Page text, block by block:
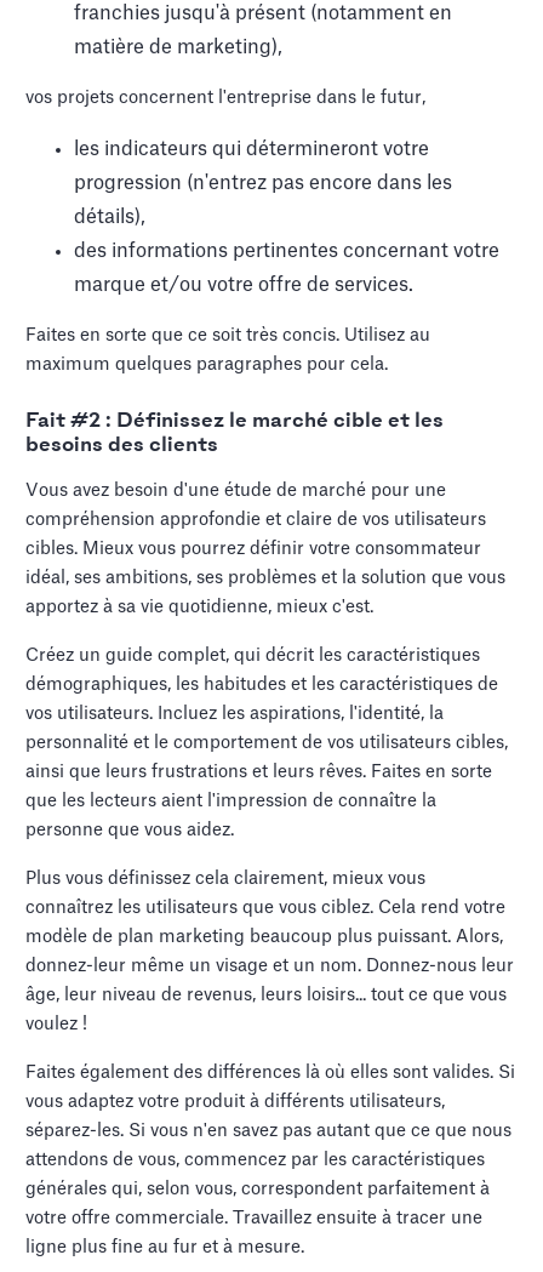
franchies jusqu'à présent (notamment en
matière de marketing),
vos projets concernent l'entreprise dans le futur,
les indicateurs qui détermineront votre
progression (n'entrez pas encore dans les
détails),
des informations pertinentes concernant votre
marque et/ou votre offre de services.
Faites en sorte que ce soit très concis. Utilisez au
maximum quelques paragraphes pour cela.
Fait #2 : Définissez le marché cible et les
besoins des clients
Vous avez besoin d'une étude de marché pour une
compréhension approfondie et claire de vos utilisateurs
cibles. Mieux vous pourrez définir votre consommateur
idéal, ses ambitions, ses problèmes et la solution que vous
apportez à sa vie quotidienne, mieux c'est.
Créez un guide complet, qui décrit les caractéristiques
démographiques, les habitudes et les caractéristiques de
vos utilisateurs. Incluez les aspirations, l'identité, la
personnalité et le comportement de vos utilisateurs cibles,
ainsi que leurs frustrations et leurs rêves. Faites en sorte
que les lecteurs aient l'impression de connaître la
personne que vous aidez.
Plus vous définissez cela clairement, mieux vous
connaîtrez les utilisateurs que vous ciblez. Cela rend votre
modèle de plan marketing beaucoup plus puissant. Alors,
donnez-leur même un visage et un nom. Donnez-nous leur
âge, leur niveau de revenus, leurs loisirs... tout ce que vous
voulez !
Faites également des différences là où elles sont valides. Si
vous adaptez votre produit à différents utilisateurs,
séparez-les. Si vous n'en savez pas autant que ce que nous
attendons de vous, commencez par les caractéristiques
générales qui, selon vous, correspondent parfaitement à
votre offre commerciale. Travaillez ensuite à tracer une
ligne plus fine au fur et à mesure.